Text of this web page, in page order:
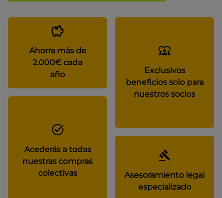
Ahorra más de
2.000€ cada
año
Exclusivos
beneficios solo para
nuestros socios
Acederás a todas
nuestras compras
colectivas
Asesoramiento legal
especializado